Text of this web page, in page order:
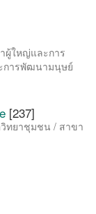
ผู้ใหญ่และการ
การพัฒนามนุษย์
[237]
ทยาชุมชน / สาขา